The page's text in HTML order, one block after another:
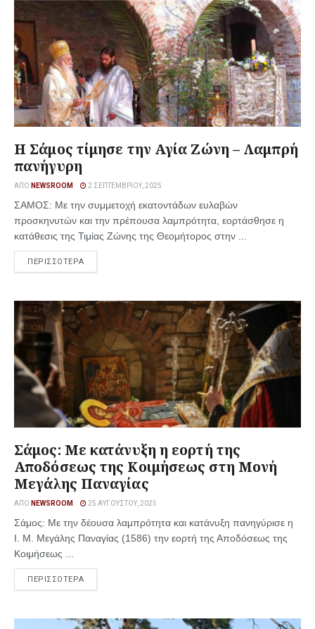
Η Σάμος τίμησε την Αγία Ζώνη – Λαμπρή
πανήγυρη
ΑΠΌ NEWSROOM 2 ΣΕΠΤΕΜΒΡΊΟΥ, 2025
ΣΑΜΟΣ: Με την συμμετοχή εκατοντάδων ευλαβών
προσκηνυτών και την πρέπουσα λαμπρότητα, εορτάσθησε η
κατάθεσις της Τιμίας Ζώνης της Θεομήτορος στην ...
ΠΕΡΙΣΣΟΤΕΡΑ
Σάμος: Με κατάνυξη η εορτή της
Αποδόσεως της Κοιμήσεως στη Μονή
Μεγάλης Παναγίας
ΑΠΌ NEWSROOM 25 ΑΥΓΟΎΣΤΟΥ, 2025
Σάμος: Με την δέουσα λαμπρότητα και κατάνυξη πανηγύρισε η
Ι. Μ. Μεγάλης Παναγίας (1586) την εορτή της Αποδόσεως της
Κοιμήσεως ...
ΠΕΡΙΣΣΟΤΕΡΑ